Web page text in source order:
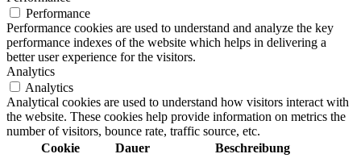
Performance
Performance cookies are used to understand and analyze the key
performance indexes of the website which helps in delivering a
better user experience for the visitors.
Analytics
Analytics
Analytical cookies are used to understand how visitors interact with
the website. These cookies help provide information on metrics the
number of visitors, bounce rate, traffic source, etc.
Cookie
Dauer Beschreibung